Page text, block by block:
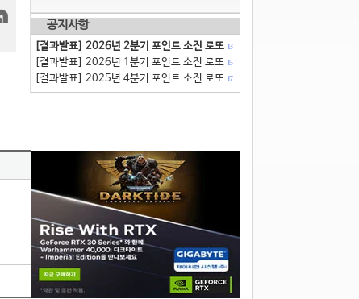
공지사항
[결과발표] 2026년 2분기 포인트 소진 로또 13
[결과발표] 2026년 1분기 포인트 소진 로또 15
[결과발표] 2025년 4분기 포인트 소진 로또 17